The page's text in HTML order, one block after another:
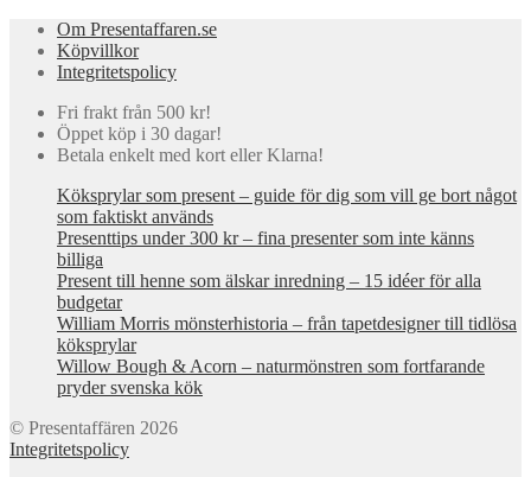
Om Presentaffaren.se
Köpvillkor
Integritetspolicy
Fri frakt från 500 kr!
Öppet köp i 30 dagar!
Betala enkelt med kort eller Klarna!
Köksprylar som present – guide för dig som vill ge bort något
som faktiskt används
Presenttips under 300 kr – fina presenter som inte känns
billiga
Present till henne som älskar inredning – 15 idéer för alla
budgetar
William Morris mönsterhistoria – från tapetdesigner till tidlösa
köksprylar
Willow Bough & Acorn – naturmönstren som fortfarande
pryder svenska kök
© Presentaffären 2026
Integritetspolicy